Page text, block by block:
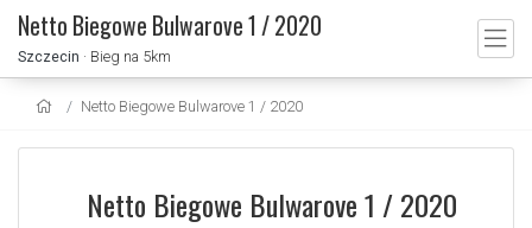
Netto Biegowe Bulwarove 1 / 2020
Szczecin · Bieg na 5km
Netto Biegowe Bulwarove 1 / 2020
Netto Biegowe Bulwarove 1 / 2020